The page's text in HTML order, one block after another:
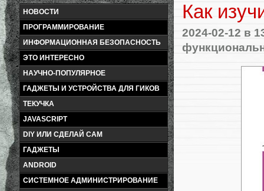
НОВОСТИ
ПРОГРАММИРОВАНИЕ
ИНФОРМАЦИОННАЯ БЕЗОПАСНОСТЬ
ЭТО ИНТЕРЕСНО
НАУЧНО-ПОПУЛЯРНОЕ
ГАДЖЕТЫ И УСТРОЙСТВА ДЛЯ ГИКОВ
ТЕКУЧКА
JAVASCRIPT
DIY ИЛИ СДЕЛАЙ САМ
ГАДЖЕТЫ
ANDROID
СИСТЕМНОЕ АДМИНИСТРИРОВАНИЕ
Как
2024-02-12 в